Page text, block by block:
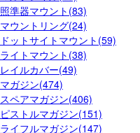
照準器マウント(83)
マウントリング(24)
ドットサイトマウント(59)
ライトマウント(38)
レイルカバー(49)
マガジン(474)
スペアマガジン(406)
ピストルマガジン(151)
ライフルマガジン(147)